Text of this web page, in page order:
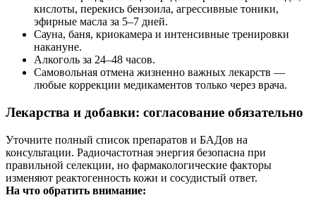
кислоты, перекись бензоила, агрессивные тоники,
эфирные масла за 5–7 дней.
Сауна, баня, криокамера и интенсивные тренировки
накануне.
Алкоголь за 24–48 часов.
Самовольная отмена жизненно важных лекарств —
любые коррекции медикаментов только через врача.
Лекарства и добавки: согласование обязательно
Уточните полный список препаратов и БАДов на
консультации. Радиочастотная энергия безопасна при
правильной селекции, но фармакологические факторы
изменяют реактогенность кожи и сосудистый ответ.
На что обратить внимание: